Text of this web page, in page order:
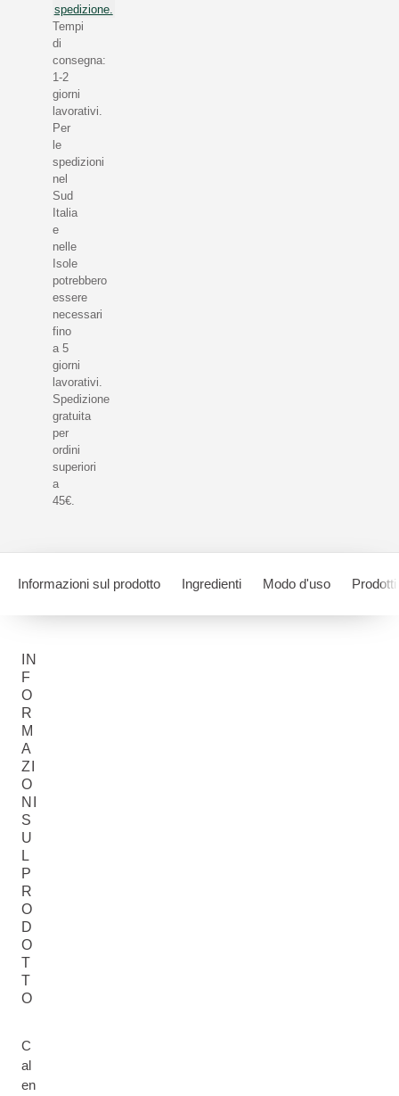
spedizione.
Tempi
di
consegna:
1-2
giorni
lavorativi.
Per
le
spedizioni
nel
Sud
Italia
e
nelle
Isole
potrebbero
essere
necessari
fino
a 5
giorni
lavorativi.
Spedizione
gratuita
per
ordini
superiori
a
45€.
Informazioni sul prodotto Ingredienti Modo d'uso
IN
F
O
R
M
A
ZI
O
NI
S
U
L
P
R
O
D
O
T
T
O
C
al
en